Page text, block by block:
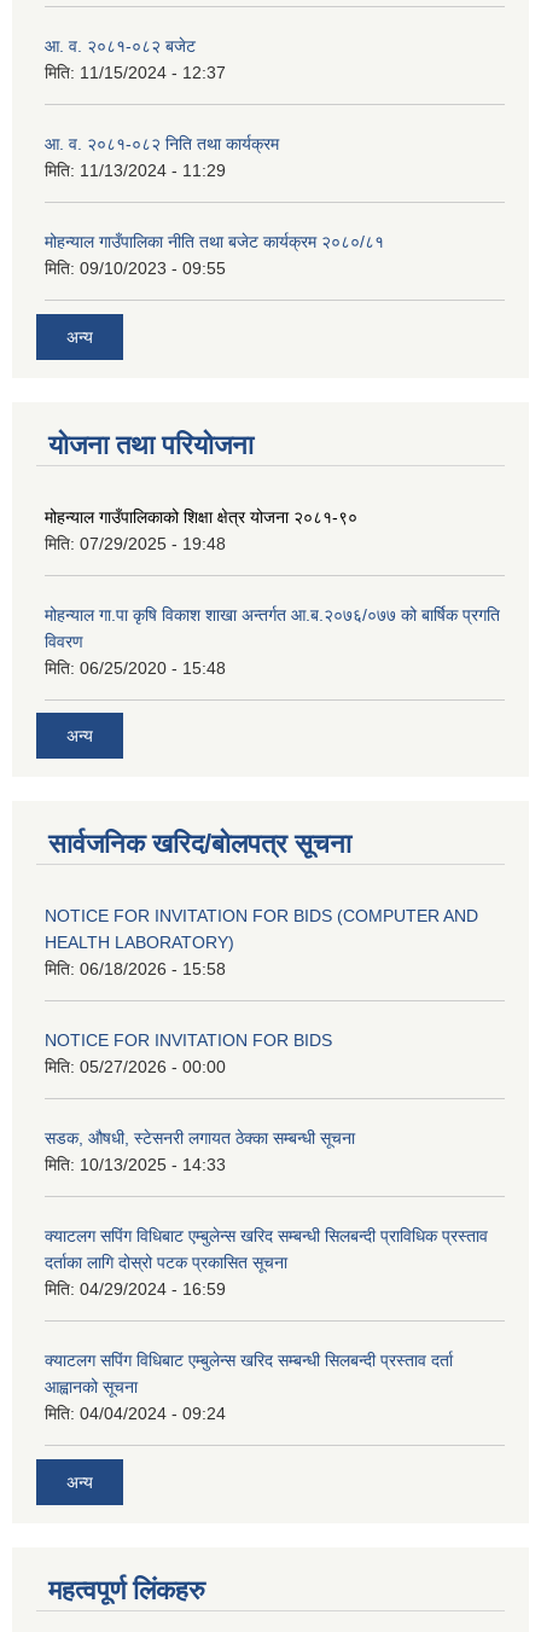
आ. व. २०८१-०८२ बजेट
मिति: 11/15/2024 - 12:37
आ. व. २०८१-०८२ निति तथा कार्यक्रम
मिति: 11/13/2024 - 11:29
मोहन्याल गाउँपालिका नीति तथा बजेट कार्यक्रम २०८०/८१
मिति: 09/10/2023 - 09:55
अन्य
योजना तथा परियोजना
मोहन्याल गाउँपालिकाको शिक्षा क्षेत्र योजना २०८१-९०
मिति: 07/29/2025 - 19:48
मोहन्याल गा.पा कृषि विकाश शाखा अन्तर्गत आ.ब.२०७६/०७७ को बार्षिक प्रगति
विवरण
मिति: 06/25/2020 - 15:48
अन्य
सार्वजनिक खरिद/बोलपत्र सूचना
NOTICE FOR INVITATION FOR BIDS (COMPUTER AND
HEALTH LABORATORY)
मिति: 06/18/2026 - 15:58
NOTICE FOR INVITATION FOR BIDS
मिति: 05/27/2026 - 00:00
सडक, औषधी, स्टेसनरी लगायत ठेक्का सम्बन्धी सूचना
मिति: 10/13/2025 - 14:33
क्याटलग सपिंग विधिबाट एम्बुलेन्स खरिद सम्बन्धी सिलबन्दी प्राविधिक प्रस्ताव
दर्ताका लागि दोस्रो पटक प्रकासित सूचना
मिति: 04/29/2024 - 16:59
क्याटलग सपिंग विधिबाट एम्बुलेन्स खरिद सम्बन्धी सिलबन्दी प्रस्ताव दर्ता
आह्वानको सूचना
मिति: 04/04/2024 - 09:24
अन्य
महत्वपूर्ण लिंकहरु